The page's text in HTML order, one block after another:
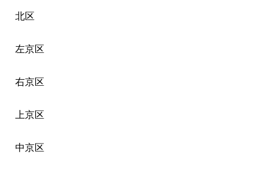
北区
左京区
右京区
上京区
中京区